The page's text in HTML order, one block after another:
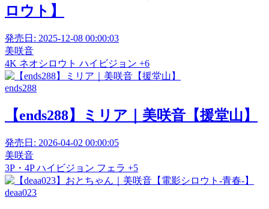
ロウト】
発売日: 2025-12-08 00:00:03
美咲音
4K ネオシロウト ハイビジョン +6
ends288
【ends288】ミリア｜美咲音【援堂山】
発売日: 2026-04-02 00:00:05
美咲音
3P・4Pハイビジョン フェラ +5
deaa023